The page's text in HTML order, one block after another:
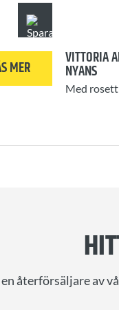
MER VITTORIA
NYANS
Med
återförsäljare av